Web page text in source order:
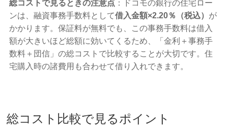
総コストで見るときの注意点 ：ドコモの銀行の住宅ロー
ンは、融資事務手数料として借入金額×2.20％（税込） が
かかります。保証料が無料でも、この事務手数料は借入
額が大きいほど総額に効いてくるため、「金利＋事務手
数料＋団信」の総コストで比較することが大切です。住
宅購入時の諸費用も合わせて借り入れできます。
総コスト比較で見るポイント